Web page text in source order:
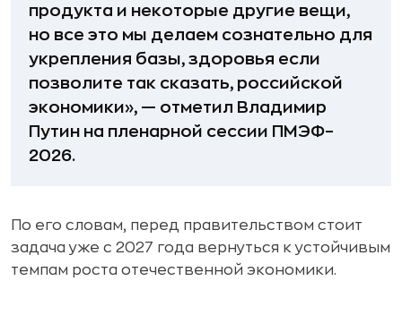
продукта и некоторые другие вещи,
но все это мы делаем сознательно для
укрепления базы, здоровья если
позволите так сказать, российской
экономики», — отметил Владимир
Путин на пленарной сессии ПМЭФ–
2026.
По его словам, перед правительством стоит
задача уже с 2027 года вернуться к устойчивым
темпам роста отечественной экономики.